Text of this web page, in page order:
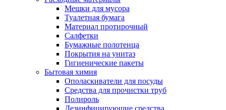
Мешки для мусора
Туалетная бумага
Материал протирочный
Салфетки
Бумажные полотенца
Покрытия на унитаз
Гигиенические пакеты
Бытовая химия
Ополаскиватели для посуды
Средства для прочистки труб
Полироль
Дезинфицирующие средства